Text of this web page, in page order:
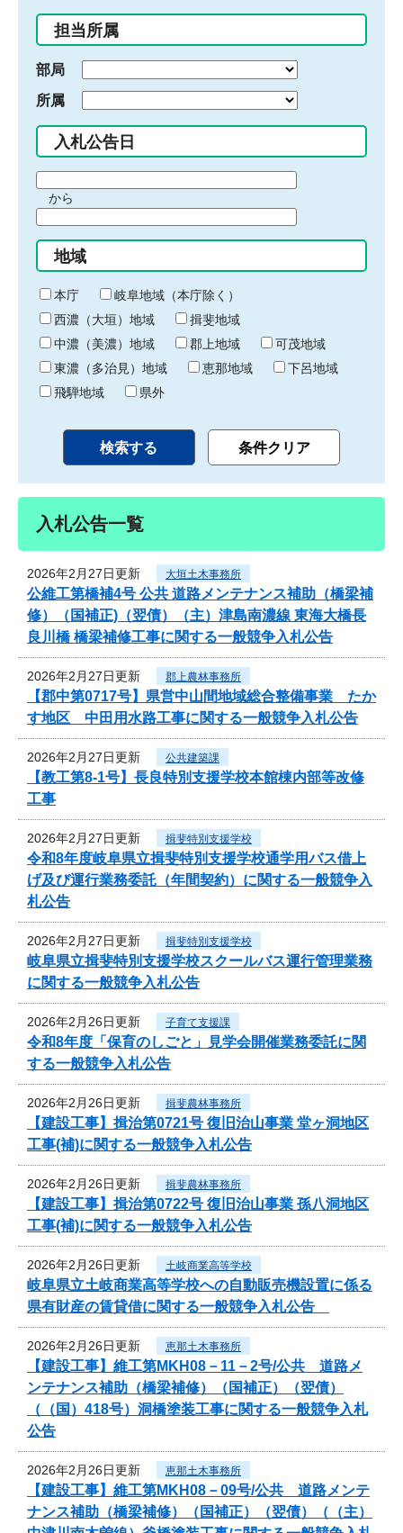
入
力
担当所属
部局
所属
入札公告日
間
始
り
から
間
終
わ
り
地域
本庁
岐阜地域（本庁除く）
西濃（大垣）地域
揖斐地域
中濃（美濃）地域
郡上地域
可茂地域
東濃（多治見）地域
恵那地域
下呂地域
飛騨地域
県外
入札公告一覧
2026年2月27日更新 大垣土木事務所
公維工第橋補4号 公共 道路メンテナンス補助（橋梁補
修）（国補正)（翌債）（主）津島南濃線 東海大橋長
良川橋 橋梁補修工事に関する一般競争入札公告
2026年2月27日更新 郡上農林事務所
【郡中第0717号】県営中山間地域総合整備事業 たか
す地区 中田用水路工事に関する一般競争入札公告
2026年2月27日更新 公共建築課
【教工第8-1号】長良特別支援学校本館棟内部等改修
工事
2026年2月27日更新 揖斐特別支援学校
令和8年度岐阜県立揖斐特別支援学校通学用バス借上
げ及び運行業務委託（年間契約）に関する一般競争入
札公告
2026年2月27日更新 揖斐特別支援学校
岐阜県立揖斐特別支援学校スクールバス運行管理業務
に関する一般競争入札公告
2026年2月26日更新 子育て支援課
令和8年度「保育のしごと」見学会開催業務委託に関
する一般競争入札公告
2026年2月26日更新 揖斐農林事務所
【建設工事】揖治第0721号 復旧治山事業 堂ヶ洞地区
工事(補)に関する一般競争入札公告
2026年2月26日更新 揖斐農林事務所
【建設工事】揖治第0722号 復旧治山事業 孫八洞地区
工事(補)に関する一般競争入札公告
2026年2月26日更新 土岐商業高等学校
岐阜県立土岐商業高等学校への自動販売機設置に係る
県有財産の賃貸借に関する一般競争入札公告
2026年2月26日更新 恵那土木事務所
【建設工事】維工第MKH08－11－2号/公共 道路メ
ンテナンス補助（橋梁補修）（国補正）（翌債）
（（国）418号）洞橋塗装工事に関する一般競争入札
公告
2026年2月26日更新 恵那土木事務所
【建設工事】維工第MKH08－09号/公共 道路メンテ
ナンス補助（橋梁補修）（国補正）（翌債）（（主）